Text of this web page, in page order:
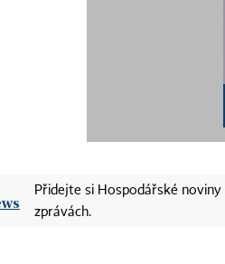
Přidejte si Hospodářské noviny
zprávách.